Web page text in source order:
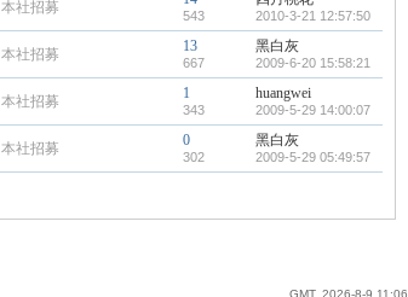
本社招募 543 2010-3-21 12:57:50
本社招募 13
667
黑白灰
2009-6-20 15:58:21
本社招募 1
343
huangwei
2009-5-29 14:00:07
本社招募 0
302
黑白灰
2009-5-29 05:49:57
GMT, 2026-8-9 11:06